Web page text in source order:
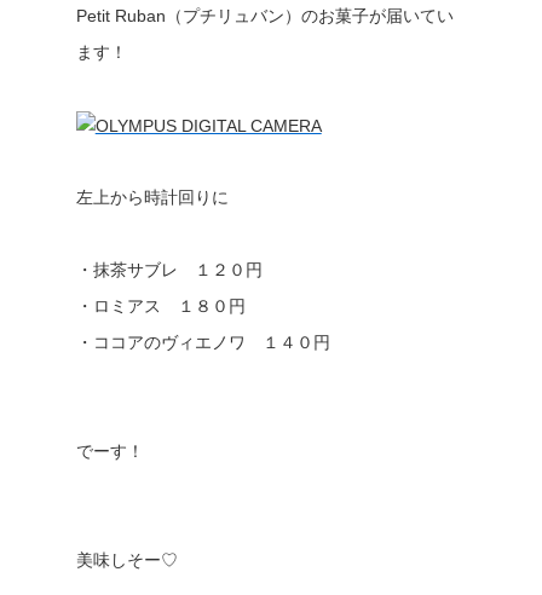
Petit Ruban（プチリュバン）のお菓子が届いてい
ます！
左上から時計回りに
・抹茶サブレ １２０円
・ロミアス １８０円
・ココアのヴィエノワ １４０円
でーす！
美味しそー♡